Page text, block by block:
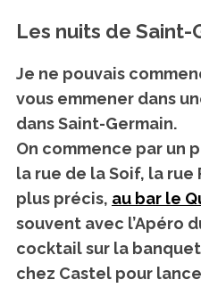
Les nuits de Saint-
Je ne pouvais
vous emmener dans
dans Saint-Germain.
On commence par un
la rue de la Soif, la
plus précis, au bar le
souvent avec l’Apéro
cocktail sur la
chez Castel pour